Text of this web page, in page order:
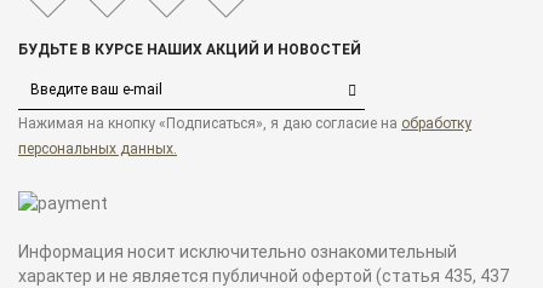
БУДЬТЕ В КУРСЕ НАШИХ АКЦИЙ И НОВОСТЕЙ
Нажимая на кнопку «Подписаться», я даю cогласие на обработку
персональных данных.
Информация носит исключительно ознакомительный
характер и не является публичной офертой (статья 435, 437